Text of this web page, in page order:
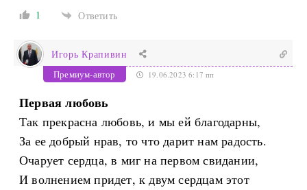
1 Ответить
Игорь Крапивин
Премиум-автор 19.06.2023 6:17 пп
Первая любовь
Так прекрасна любовь, и мы ей благодарны,
За ее добрый нрав, то что дарит нам радость.
Очарует сердца, в миг на первом свидании,
И волнением придет, к двум сердцам этот